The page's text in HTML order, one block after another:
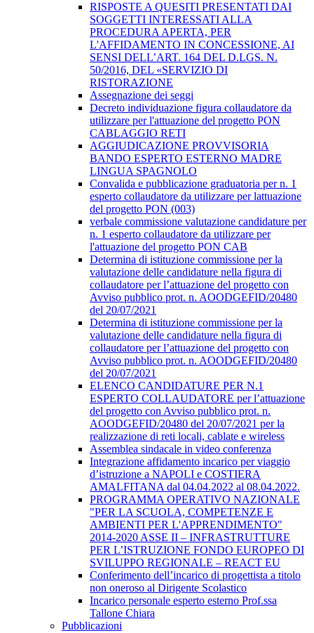
RISPOSTE A QUESITI PRESENTATI DAI
SOGGETTI INTERESSATI ALLA
PROCEDURA APERTA, PER
L'AFFIDAMENTO IN CONCESSIONE, AI
SENSI DELL’ART. 164 DEL D.LGS. N.
50/2016, DEL «SERVIZIO DI
RISTORAZIONE
Assegnazione dei seggi
Decreto individuazione figura collaudatore da
utilizzare per l'attuazione del progetto PON
CABLAGGIO RETI
AGGIUDICAZIONE PROVVISORIA
BANDO ESPERTO ESTERNO MADRE
LINGUA SPAGNOLO
Convalida e pubblicazione graduatoria per n. 1
esperto collaudatore da utilizzare per lattuazione
del progetto PON (003)
verbale commissione valutazione candidature per
n. 1 esperto collaudatore da utilizzare per
l'attuazione del progetto PON CAB
Determina di istituzione commissione per la
valutazione delle candidature nella figura di
collaudatore per l’attuazione del progetto con
Avviso pubblico prot. n. AOODGEFID/20480
del 20/07/2021
Determina di istituzione commissione per la
valutazione delle candidature nella figura di
collaudatore per l’attuazione del progetto con
Avviso pubblico prot. n. AOODGEFID/20480
del 20/07/2021
ELENCO CANDIDATURE PER N.1
ESPERTO COLLAUDATORE per l’attuazione
del progetto con Avviso pubblico prot. n.
AOODGEFID/20480 del 20/07/2021 per la
realizzazione di reti locali, cablate e wireless
Assemblea sindacale in video conferenza
Integrazione affidamento incarico per viaggio
d’istruzione a NAPOLI e COSTIERA
AMALFITANA dal 04.04.2022 al 08.04.2022.
PROGRAMMA OPERATIVO NAZIONALE
"PER LA SCUOLA, COMPETENZE E
AMBIENTI PER L'APPRENDIMENTO"
2014-2020 ASSE II – INFRASTRUTTURE
PER L’ISTRUZIONE FONDO EUROPEO DI
SVILUPPO REGIONALE – REACT EU
Conferimento dell’incarico di progettista a titolo
non oneroso al Dirigente Scolastico
Incarico personale esperto esterno Prof.ssa
Tallone Chiara
Pubblicazioni